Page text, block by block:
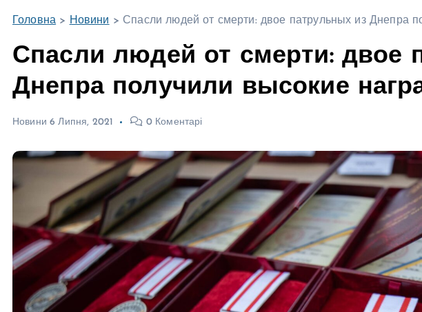
Головна > Новини > Спасли людей от смерти: двое патрульных из Днепра
Спасли людей от смерти: двое
Днепра получили высокие
Новини 6 Липня, 2021 0 Коментарі